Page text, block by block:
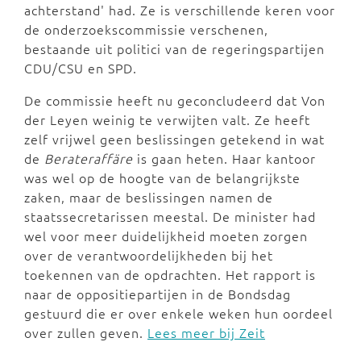
achterstand' had. Ze is verschillende keren voor
de onderzoekscommissie verschenen,
bestaande uit politici van de regeringspartijen
CDU/CSU en SPD.
De commissie heeft nu geconcludeerd dat Von
der Leyen weinig te verwijten valt. Ze heeft
zelf vrijwel geen beslissingen getekend in wat
de Berateraffäre is gaan heten. Haar kantoor
was wel op de hoogte van de belangrijkste
zaken, maar de beslissingen namen de
staatssecretarissen meestal. De minister had
wel voor meer duidelijkheid moeten zorgen
over de verantwoordelijkheden bij het
toekennen van de opdrachten. Het rapport is
naar de oppositiepartijen in de Bondsdag
gestuurd die er over enkele weken hun oordeel
over zullen geven. Lees meer bij Zeit